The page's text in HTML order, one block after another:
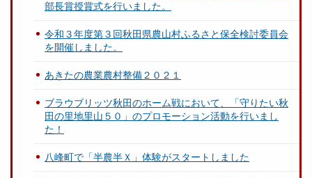
部長賞授賞式を行いました。
令和３年度第３回秋田県農山村ふるさと保全検討委員会
を開催しました。
あきたの農業農村整備２０２１
ブラウブリッツ秋田のホーム戦において、「守りたい秋
田の里地里山５０」のプロモーション活動を行いまし
た！
八峰町で「半農半Ｘ」体験がスタートしました